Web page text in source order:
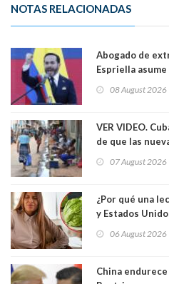
NOTAS RELACIONADAS
Abogado de
Espriella
08 August 2026
VER VIDEO.
de que las
07 August 2026
¿Por qué una
y Estados
06 August 2026
China